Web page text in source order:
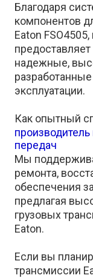
Благодаря
компонентов
Eaton
надежные,
эксплуатации.
Как опытный
передач
Мы
ремонта,
обеспечения
предлагая
грузовых
Eaton.
Если вы
трансмиссии